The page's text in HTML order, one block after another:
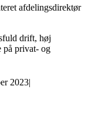
afdelingsdirektør
drift, høj
på privat- og
2023|